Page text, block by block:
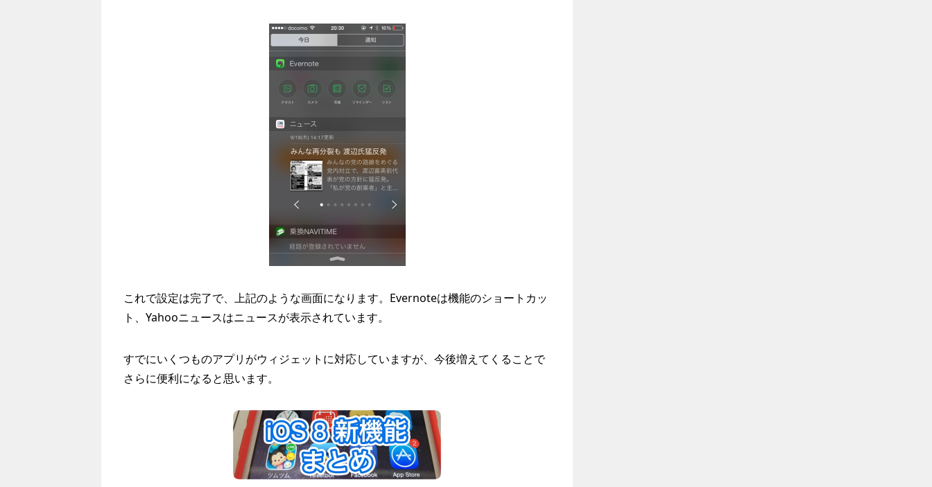
これで設定は完了で、上記のような画面になります。Evernoteは機能のショートカッ
ト、Yahooニュースはニュースが表示されています。
すでにいくつものアプリがウィジェットに対応していますが、今後増えてくることで
さらに便利になると思います。